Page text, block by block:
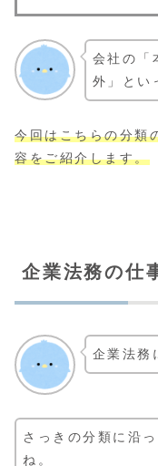
会社の「
外」とい
今回はこちらの分類
容をご紹介します。
企業法務の仕
企業法務
さっきの分類に沿
ね。